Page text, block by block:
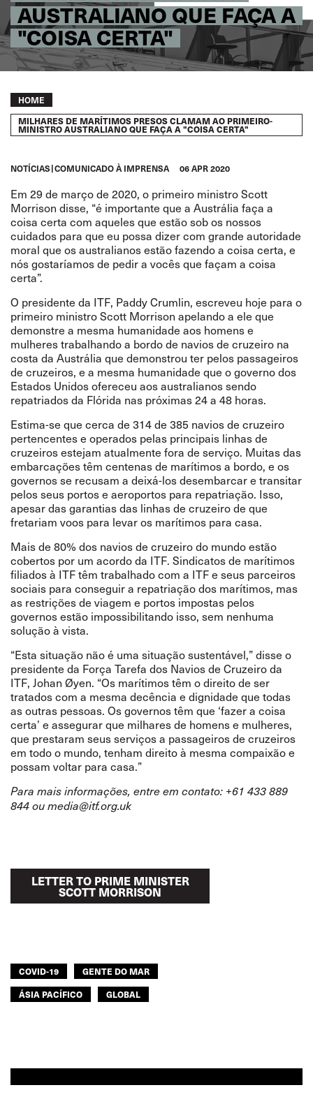
AUSTRALIANO QUE FAÇA A
"COISA CERTA"
Breadcrumb
HOME
MILHARES DE MARÍTIMOS PRESOS CLAMAM AO PRIMEIRO-
MINISTRO AUSTRALIANO QUE FAÇA A "COISA CERTA"
NOTÍCIAS COMUNICADO À IMPRENSA 06 APR 2020
Em 29 de março de 2020, o primeiro ministro Scott
Morrison disse, “é importante que a Austrália faça a
coisa certa com aqueles que estão sob os nossos
cuidados para que eu possa dizer com grande autoridade
moral que os australianos estão fazendo a coisa certa, e
nós gostaríamos de pedir a vocês que façam a coisa
certa”.
O presidente da ITF, Paddy Crumlin, escreveu hoje para o
primeiro ministro Scott Morrison apelando a ele que
demonstre a mesma humanidade aos homens e
mulheres trabalhando a bordo de navios de cruzeiro na
costa da Austrália que demonstrou ter pelos passageiros
de cruzeiros, e a mesma humanidade que o governo dos
Estados Unidos ofereceu aos australianos sendo
repatriados da Flórida nas próximas 24 a 48 horas.
Estima-se que cerca de 314 de 385 navios de cruzeiro
pertencentes e operados pelas principais linhas de
cruzeiros estejam atualmente fora de serviço. Muitas das
embarcações têm centenas de marítimos a bordo, e os
governos se recusam a deixá-los desembarcar e transitar
pelos seus portos e aeroportos para repatriação. Isso,
apesar das garantias das linhas de cruzeiro de que
fretariam voos para levar os marítimos para casa.
Mais de 80% dos navios de cruzeiro do mundo estão
cobertos por um acordo da ITF. Sindicatos de marítimos
filiados à ITF têm trabalhado com a ITF e seus parceiros
sociais para conseguir a repatriação dos marítimos, mas
as restrições de viagem e portos impostas pelos
governos estão impossibilitando isso, sem nenhuma
solução à vista.
“Esta situação não é uma situação sustentável,”disse o
presidente da Força Tarefa dos Navios de Cruzeiro da
ITF, Johan Øyen. “Os marítimos têm o direito de ser
tratados com a mesma decência e dignidade que todas
as outras pessoas. Os governos têm que ‘fazer a coisa
certa’ e assegurar que milhares de homens e mulheres,
que prestaram seus serviços a passageiros de cruzeiros
em todo o mundo, tenham direito à mesma compaixão e
possam voltar para casa.”
Para mais informações, entre em contato: +61 433 889
844 oumedia@itf.org.uk
LETTER TO PRIME MINISTER
SCOTT MORRISON
COVID-19
GENTE DO MAR
ÁSIA PACÍFICO
GLOBAL